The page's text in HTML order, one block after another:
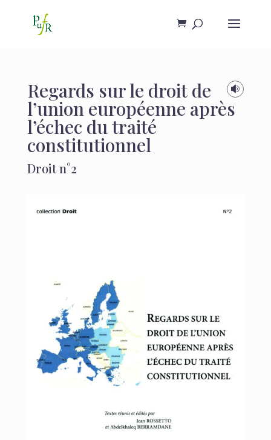

Regards sur le droit de
l’union européenne après
l’échec du traité
constitutionnel
Droit n°2